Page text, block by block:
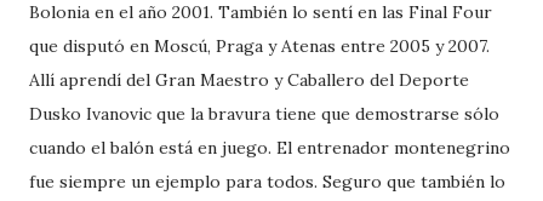
Bolonia en el año 2001. También lo sentí en las Final Four
que disputó en Moscú, Praga y Atenas entre 2005 y 2007.
Allí aprendí del Gran Maestro y Caballero del Deporte
Dusko Ivanovic que la bravura tiene que demostrarse sólo
cuando el balón está en juego. El entrenador montenegrino
fue siempre un ejemplo para todos. Seguro que también lo